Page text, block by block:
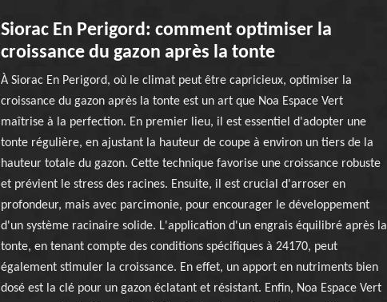
Siorac En Perigord: comment optimiser la
croissance du gazon après la tonte
À Siorac En Perigord, où le climat peut être capricieux, optimiser la
croissance du gazon après la tonte est un art que Noa Espace Vert
maîtrise à la perfection. En premier lieu, il est essentiel d'adopter une
tonte régulière, en ajustant la hauteur de coupe à environ un tiers de la
hauteur totale du gazon. Cette technique favorise une croissance robuste
et prévient le stress des racines. Ensuite, il est crucial d'arroser en
profondeur, mais avec parcimonie, pour encourager le développement
d'un système racinaire solide. L'application d'un engrais équilibré après la
tonte, en tenant compte des conditions spécifiques à 24170, peut
également stimuler la croissance. En effet, un apport en nutriments bien
dosé est la clé pour un gazon éclatant et résistant. Enfin, Noa Espace Vert